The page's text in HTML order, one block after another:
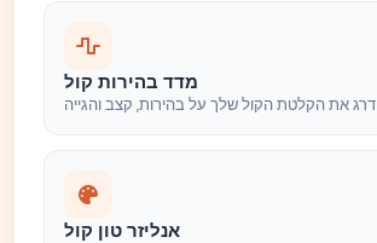
מדד בהירות קול
דרג את הקלטת הקול שלך על בהירות, קצב והגייה
אנליזר טון קול